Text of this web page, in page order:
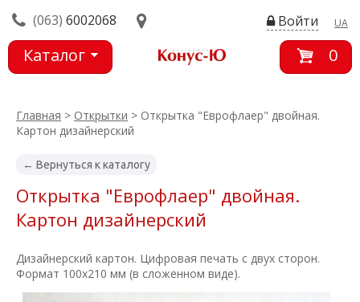
(063) 6002068 UA
Войти
Каталог
0
Главная > Открытки > Открытка "Еврофлаер" двойная.
Картон дизайнерский
← Вернуться к каталогу
Открытка "Еврофлаер" двойная.
Картон дизайнерский
Дизайнерский картон. Цифровая печать с двух сторон.
Формат 100х210 мм (в сложенном виде).